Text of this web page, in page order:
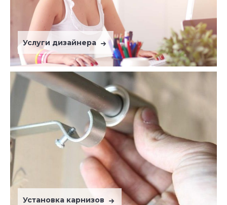
Услуги дизайнера
Установка карнизов